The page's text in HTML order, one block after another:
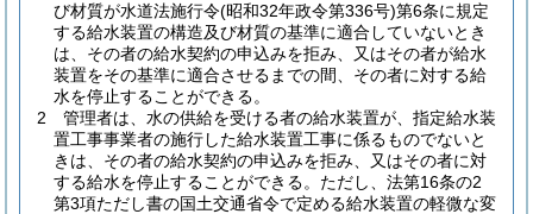
び材質が水道法施行令(昭和32年政令第336号)第6条に規定
する給水装置の構造及び材質の基準に適合していないとき
は、その者の給水契約の申込みを拒み、又はその者が給水
装置をその基準に適合させるまでの間、その者に対する給
水を停止することができる。
2
管理者は、水の供給を受ける者の給水装置が、指定給水装
置工事事業者の施行した給水装置工事に係るものでないと
きは、その者の給水契約の申込みを拒み、又はその者に対
する給水を停止することができる。 ただし、法第16条の2
第3項ただし書の国土交通省令で定める給水装置の軽微な変